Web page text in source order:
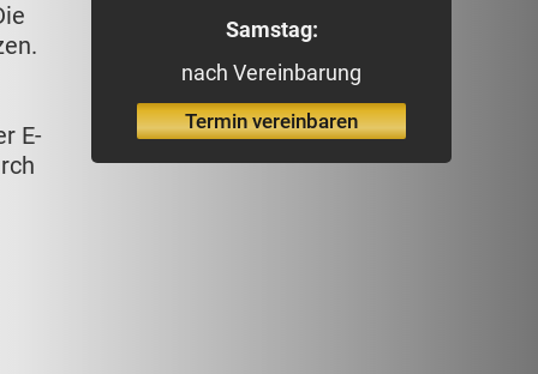
E-
Samstag:
nach Vereinbarung
Termin vereinbaren